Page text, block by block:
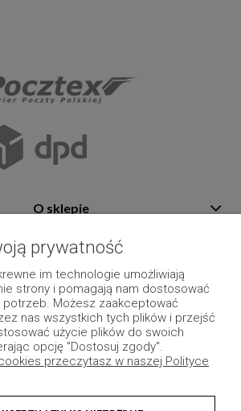
O sklepie
Płatność i dostawa
Moje konto
Pozostałe
prywatność
im technologie umożliwiają
strony i pomagają nam dostosować
Możesz zaakceptować
nas wszystkich tych plików i przejść
użycie plików do swoich
opcję "Dostosuj zgody".
przeczytasz w naszej Polityce